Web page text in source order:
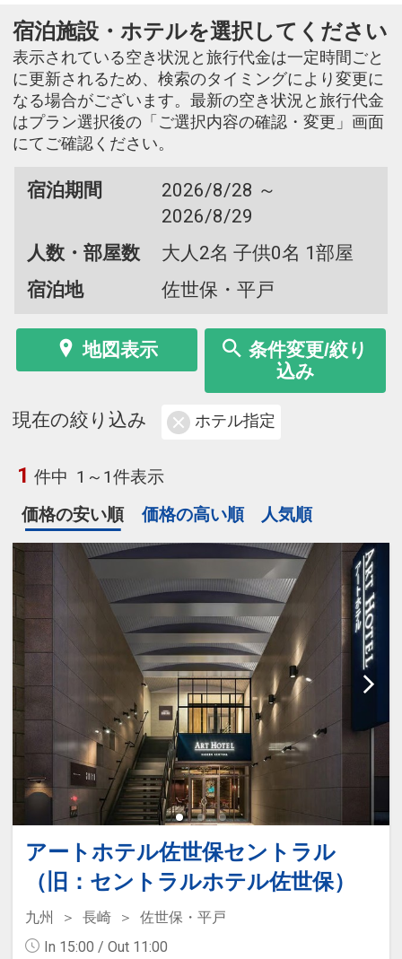
宿泊施設・ホテルを選択してください
表示されている空き状況と旅行代金は一定時間ごと
に更新されるため、検索のタイミングにより変更に
なる場合がございます。最新の空き状況と旅行代金
はプラン選択後の「ご選択内容の確認・変更」画面
にてご確認ください。
宿泊期間
2026/8/28 ～
2026/8/29
人数・部屋数
大人2名 子供0名 1部屋
宿泊地
佐世保・平戸
地図表示
条件変更/絞り
込み
現在の絞り込み ホテル指定
1 件中 1～1件表示
価格の安い順
価格の高い順 人気順
アートホテル佐世保セントラル
（旧：セントラルホテル佐世保）
九州 長崎
佐世保・平戸
In 15:00 / Out 11:00